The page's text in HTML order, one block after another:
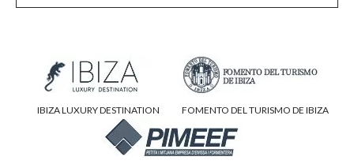
IBIZA LUXURY DESTINATION FOMENTO DEL TURISMO DE IBIZA